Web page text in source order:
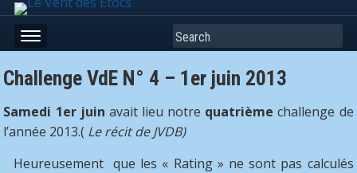
Search
Challenge VdE N° 4 – 1er juin 2013
Samedi 1er juin avait lieu notre quatrième challenge de
l’année 2013.( Le récit de JVDB)
Heureusement que les « Rating » ne sont pas calculés